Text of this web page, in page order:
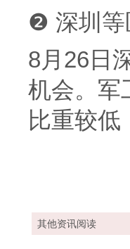
❷ 深圳等
8月26日
机会。军
比重较
其他资讯阅读